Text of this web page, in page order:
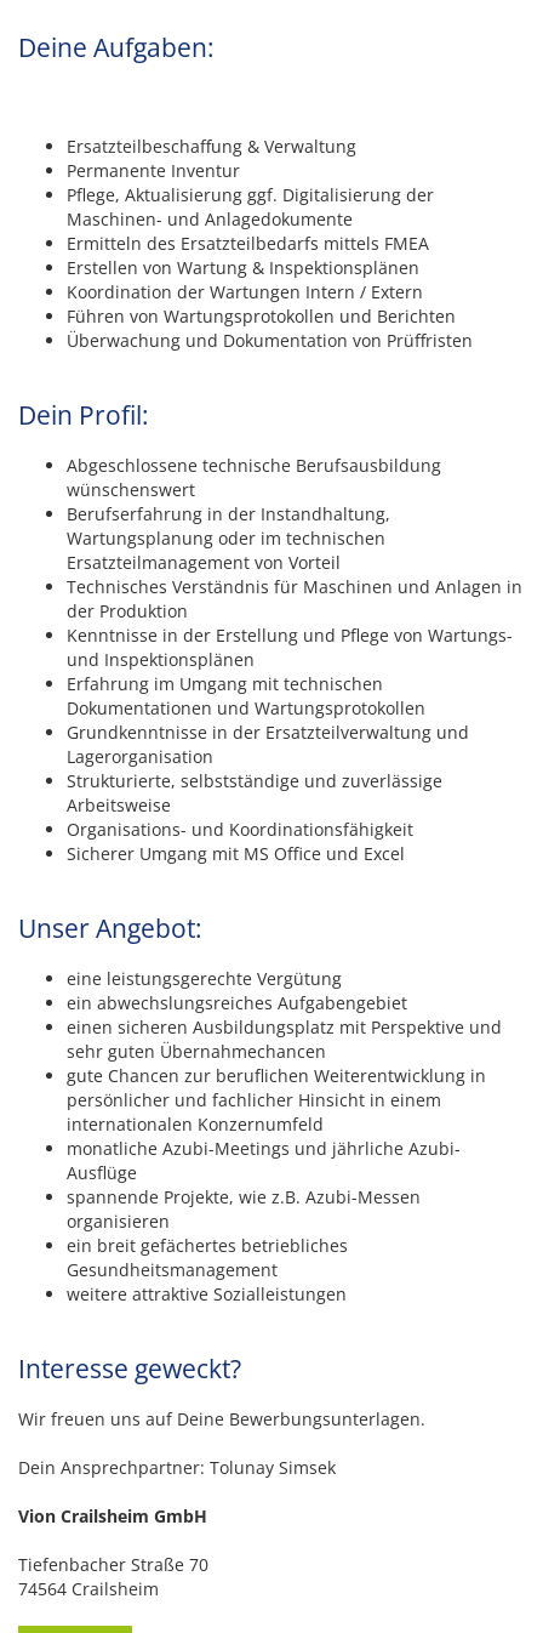
Deine Aufgaben:
Ersatzteilbeschaffung & Verwaltung
Permanente Inventur
Pflege, Aktualisierung ggf. Digitalisierung der
Maschinen- und Anlagedokumente
Ermitteln des Ersatzteilbedarfs mittels FMEA
Erstellen von Wartung & Inspektionsplänen
Koordination der Wartungen Intern / Extern
Führen von Wartungsprotokollen und Berichten
Überwachung und Dokumentation von Prüffristen
Dein Profil:
Abgeschlossene technische Berufsausbildung
wünschenswert
Berufserfahrung in der Instandhaltung,
Wartungsplanung oder im technischen
Ersatzteilmanagement von Vorteil
Technisches Verständnis für Maschinen und Anlagen in
der Produktion
Kenntnisse in der Erstellung und Pflege von Wartungs-
und Inspektionsplänen
Erfahrung im Umgang mit technischen
Dokumentationen und Wartungsprotokollen
Grundkenntnisse in der Ersatzteilverwaltung und
Lagerorganisation
Strukturierte, selbstständige und zuverlässige
Arbeitsweise
Organisations- und Koordinationsfähigkeit
Sicherer Umgang mit MS Office und Excel
Unser Angebot:
eine leistungsgerechte Vergütung
ein abwechslungsreiches Aufgabengebiet
einen sicheren Ausbildungsplatz mit Perspektive und
sehr guten Übernahmechancen
gute Chancen zur beruflichen Weiterentwicklung in
persönlicher und fachlicher Hinsicht in einem
internationalen Konzernumfeld
monatliche Azubi-Meetings und jährliche Azubi-
Ausflüge
spannende Projekte, wie z.B. Azubi-Messen
organisieren
ein breit gefächertes betriebliches
Gesundheitsmanagement
weitere attraktive Sozialleistungen
Interesse geweckt?
Wir freuen uns auf Deine Bewerbungsunterlagen.
Dein Ansprechpartner: Tolunay Simsek
Vion Crailsheim GmbH
Tiefenbacher Straße 70
74564 Crailsheim